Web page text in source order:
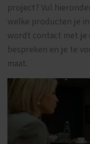
project? Vul
welke producten je
wordt contact met je
bespreken en je te
maat.